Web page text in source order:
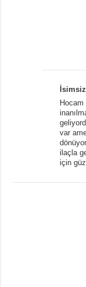
İsimsiz
Hocam
var
ilaçla
için